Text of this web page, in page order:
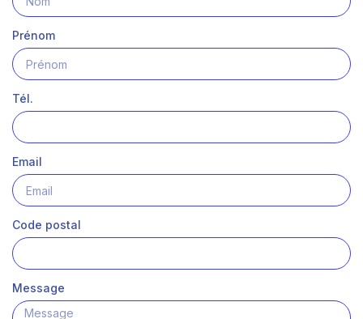
Prénom
Tél.
Email
Code postal
Message